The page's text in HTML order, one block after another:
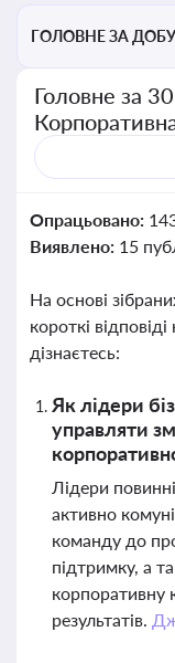
ГОЛОВНЕ ЗА ДОБУ
Головне за
Опрацьовано:
Виявлено: 15
На основі
короткі
дізнаєтесь:
Як лідери
управляти
Лідери
активно
команду до
підтримку, а
корпоративну
результатів.